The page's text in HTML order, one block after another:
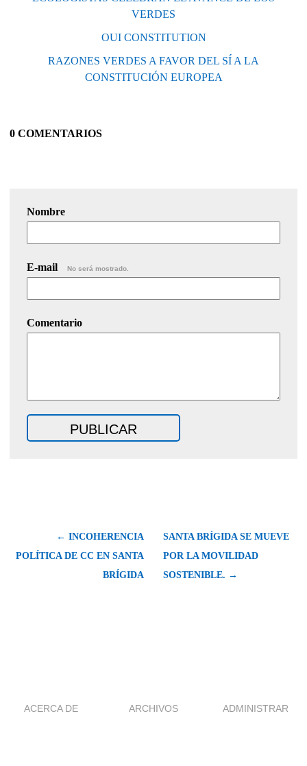
VERDES
OUI CONSTITUTION
RAZONES VERDES A FAVOR DEL SÍ A LA
CONSTITUCIÓN EUROPEA
0 COMENTARIOS
Nombre
E-mail No será mostrado.
Comentario
← INCOHERENCIA
POLÍTICA DE CC EN SANTA
BRÍGIDA
SANTA BRÍGIDA SE MUEVE
POR LA MOVILIDAD
SOSTENIBLE. →
ACERCA DE ARCHIVOS ADMINISTRAR